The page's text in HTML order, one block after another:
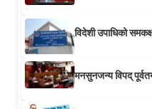
विदेशी उपाधिको
मनसुनजन्य विपद्